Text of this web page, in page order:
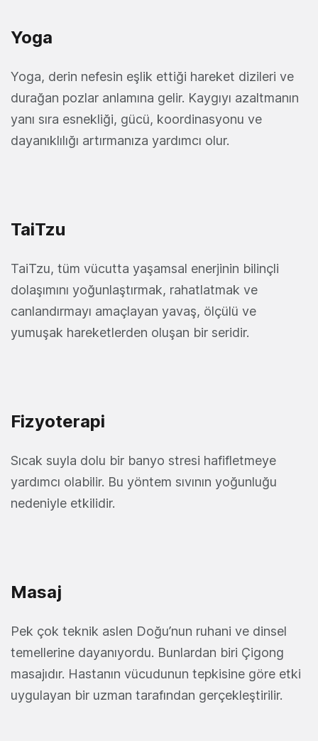
Yoga
Yoga, derin nefesin eşlik ettiği hareket dizileri ve
durağan pozlar anlamına gelir. Kaygıyı azaltmanın
yanı sıra esnekliği, gücü, koordinasyonu ve
dayanıklılığı artırmanıza yardımcı olur.
TaiTzu
TaiTzu, tüm vücutta yaşamsal enerjinin bilinçli
dolaşımını yoğunlaştırmak, rahatlatmak ve
canlandırmayı amaçlayan yavaş, ölçülü ve
yumuşak hareketlerden oluşan bir seridir.
Fizyoterapi
Sıcak suyla dolu bir banyo stresi hafifletmeye
yardımcı olabilir. Bu yöntem sıvının yoğunluğu
nedeniyle etkilidir.
Masaj
Pek çok teknik aslen Doğu’nun ruhani ve dinsel
temellerine dayanıyordu. Bunlardan biri Çigong
masajıdır. Hastanın vücudunun tepkisine göre etki
uygulayan bir uzman tarafından gerçekleştirilir.